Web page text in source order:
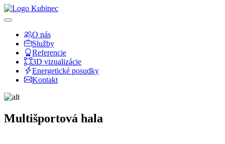
O nás
Služby
Referencie
3D vizualizácie
Energetické posudky
Kontakt
Multišportová hala